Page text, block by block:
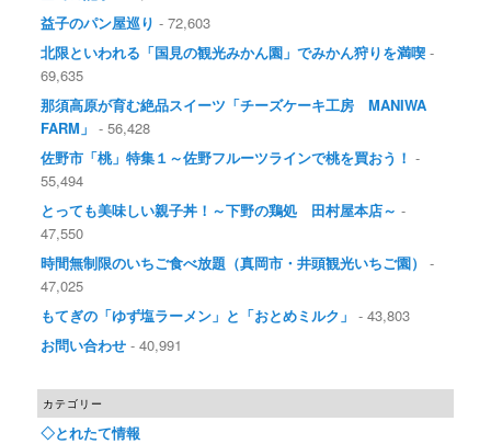
益子のパン屋巡り - 72,603
北限といわれる「国見の観光みかん園」でみかん狩りを満喫 -
69,635
那須高原が育む絶品スイーツ「チーズケーキ工房 MANIWA
FARM」 - 56,428
佐野市「桃」特集１～佐野フルーツラインで桃を買おう！ -
55,494
とっても美味しい親子丼！～下野の鶏処 田村屋本店～ -
47,550
時間無制限のいちご食べ放題（真岡市・井頭観光いちご園）
-
47,025
もてぎの「ゆず塩ラーメン」と「おとめミルク」 - 43,803
お問い合わせ - 40,991
カテゴリー
◇とれたて情報